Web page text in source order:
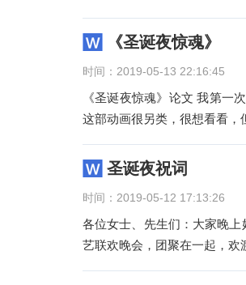
《圣诞夜惊魂》
时间：2019-05-13 22:16:45
《圣诞夜惊魂》论文 我第一
这部动画很另类，很想看看
圣诞夜祝词
时间：2019-05-12 17:13:26
各位女士、先生们：大家晚
艺联欢晚会，团聚在一起，